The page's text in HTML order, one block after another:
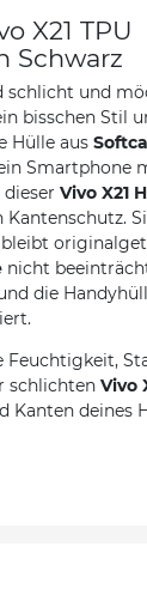
X21 TPU
Schwarz
schlicht und
bisschen Stil
Hülle aus
Smartphone
Vivo X21
Kantenschutz.
nicht
die
Feuchtigkeit,
schlichten Vivo
Kanten deines